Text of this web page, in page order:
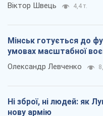
Віктор Швець 4,4 т.
Мінськ готується до
умовах масштабної
Олександр Левченко
Ні зброї, ні людей: як
нову армію